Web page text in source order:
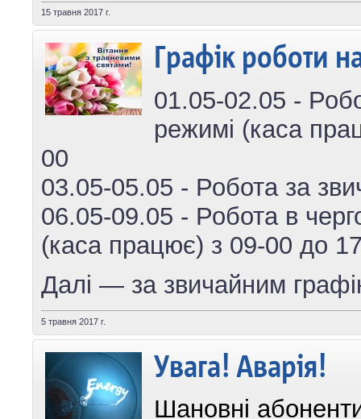
15 травня 2017 г.
Графік роботи
01.05-02.05 -
режимі (каса
00
03.05-05.05 - Робота за
06.05-09.05 - Робота в
(каса працює) з 09-00 до
Далі — за звичайним
5 травня 2017 г.
Увага! Аварія!
Шановні